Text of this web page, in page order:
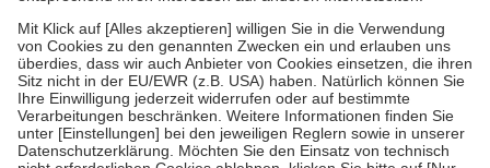
stärken und die besondere Stellung der Familie zu unterstützen,
fallenkeine Zuzahlungenan bei:
• Kindern und Jugendlichen bis zum vollendeten 18. Lebensjahr
mit Ausnahme der Fahrkosten
• Untersuchungen zur Vorsorge und Früherkennung, die von der
GKV getragen werden
• empfohlenen Schutzimpfungen